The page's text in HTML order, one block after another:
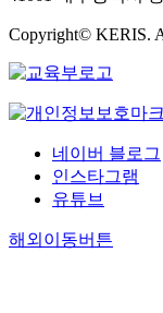
Copyright© KERIS.
네이버 블로그
인스타그램
유튜브
해외이동버튼